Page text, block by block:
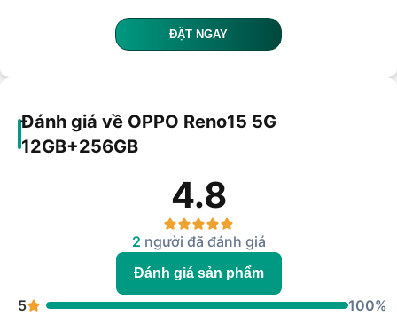
ĐẶT NGAY
Đánh giá về OPPO Reno15 5G
12GB+256GB
4.8
2 người đã đánh giá
Đánh giá sản phẩm
5 100%